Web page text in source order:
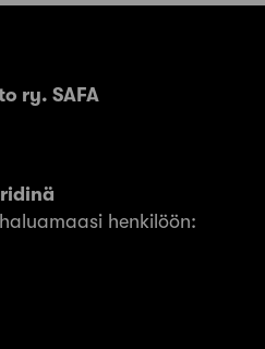
ry. SAFA
henkilöön: